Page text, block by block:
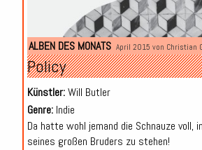
ALBEN DES MONATS April 2015 von Christian
Policy
Künstler:Will Butler
Genre:Indie
Da hatte wohl jemand die Schnauze voll,
seines großen Bruders zu stehen!